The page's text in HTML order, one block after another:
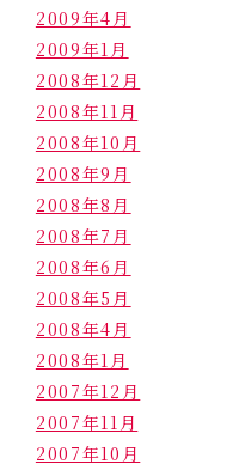
2009年4月
2009年1月
2008年12月
2008年11月
2008年10月
2008年9月
2008年8月
2008年7月
2008年6月
2008年5月
2008年4月
2008年1月
2007年12月
2007年11月
2007年10月